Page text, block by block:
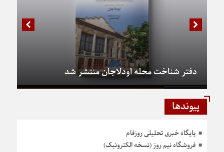
دفتر شناخت محله اودلاجان منتشر شد
پیوندها
پایگاه خبری تحلیلی روزفام
فروشگاه نیم روز (نسخه الکترونیک)